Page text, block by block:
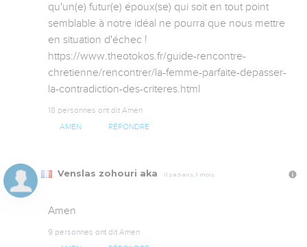
qu'un(e) futur(e) époux(se) qui soit en tout point
semblable à notre idéal ne pourra que nous mettre
en situation d'échec !
https://www.theotokos.fr/guide-rencontre-
chretienne/rencontrer/la-femme-parfaite-depasser-
la-contradiction-des-criteres.html
18 personnes ont dit Amen
AMEN RÉPONDRE
Venslas zohouri aka Il y a 5 ans, 1 mois
Amen
9 personnes ont dit Amen